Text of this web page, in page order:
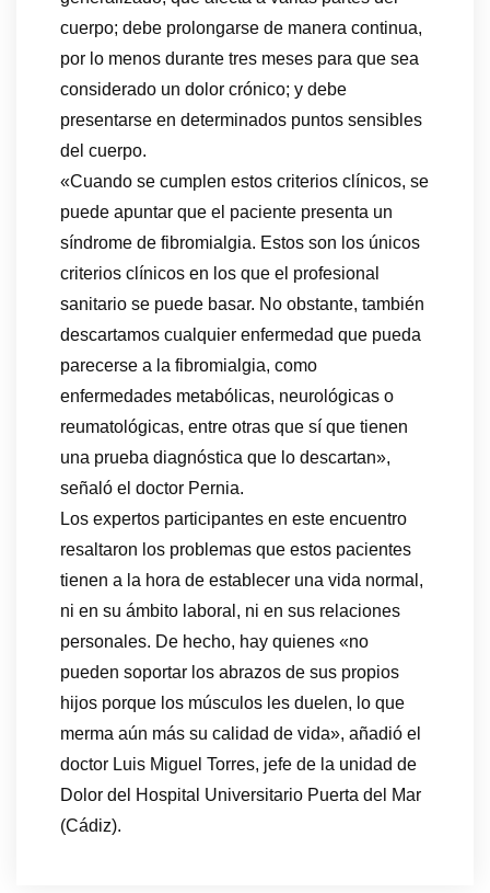
cuerpo; debe prolongarse de manera continua,
por lo menos durante tres meses para que sea
considerado un dolor crónico; y debe
presentarse en determinados puntos sensibles
del cuerpo.
«Cuando se cumplen estos criterios clínicos, se
puede apuntar que el paciente presenta un
síndrome de fibromialgia. Estos son los únicos
criterios clínicos en los que el profesional
sanitario se puede basar. No obstante, también
descartamos cualquier enfermedad que pueda
parecerse a la fibromialgia, como
enfermedades metabólicas, neurológicas o
reumatológicas, entre otras que sí que tienen
una prueba diagnóstica que lo descartan»,
señaló el doctor Pernia.
Los expertos participantes en este encuentro
resaltaron los problemas que estos pacientes
tienen a la hora de establecer una vida normal,
ni en su ámbito laboral, ni en sus relaciones
personales. De hecho, hay quienes «no
pueden soportar los abrazos de sus propios
hijos porque los músculos les duelen, lo que
merma aún más su calidad de vida», añadió el
doctor Luis Miguel Torres, jefe de la unidad de
Dolor del Hospital Universitario Puerta del Mar
(Cádiz).